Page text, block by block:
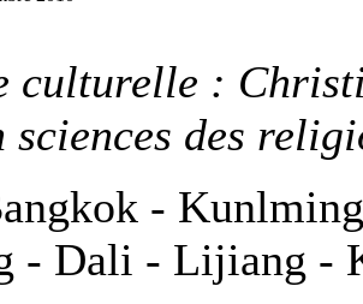
culturelle :
sciences des
-
- Dali - Lijiang -